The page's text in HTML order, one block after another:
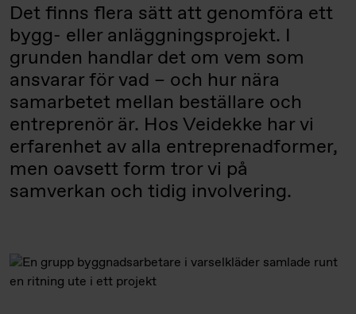
Det finns flera sätt att genomföra ett
bygg- eller anläggningsprojekt. I
grunden handlar det om vem som
ansvarar för vad – och hur nära
samarbetet mellan beställare och
entreprenör är. Hos Veidekke har vi
erfarenhet av alla entreprenadformer,
men oavsett form tror vi på
samverkan och tidig involvering.